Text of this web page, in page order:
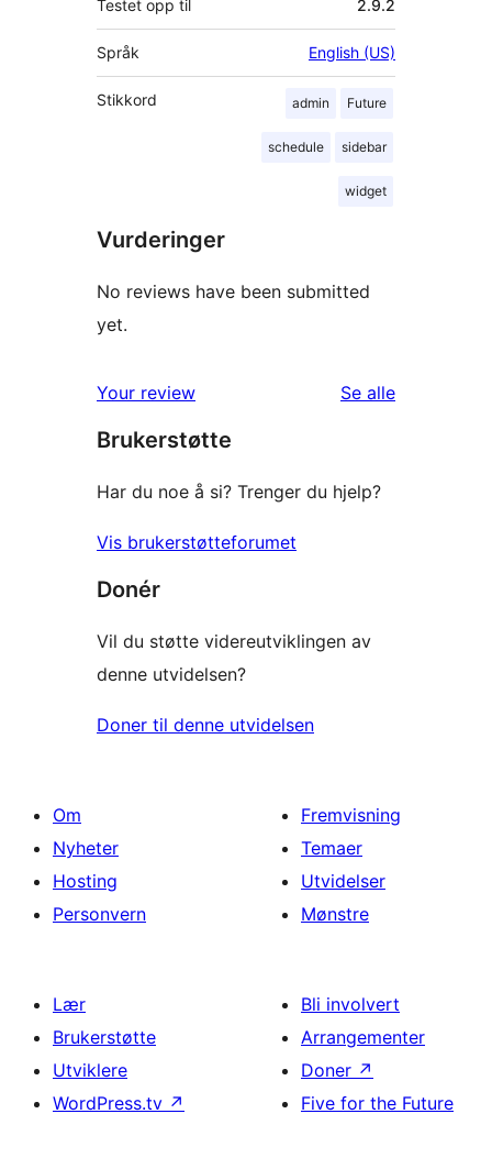
Testet opp til 2.9.2
Språk English (US)
Stikkord admin Future
schedule sidebar
widget
Vurderinger
No reviews have been submitted
yet.
Your review Se alleomtalene
Brukerstøtte
Har du noe å si? Trenger du hjelp?
Vis brukerstøtteforumet
Donér
Vil du støtte videreutviklingen av
denne utvidelsen?
Doner til denne utvidelsen
Om
Nyheter
Hosting
Personvern
Fremvisning
Temaer
Utvidelser
Mønstre
Lær
Brukerstøtte
Utviklere
WordPress.tv ↗
Bli involvert
Arrangementer
Doner ↗
Five for the Future